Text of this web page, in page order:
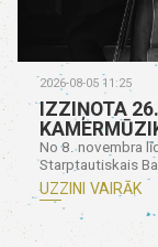
2026-08-05 11:25
IZZIŅOTA
No 8. novembra
Starptautiskais
UZZINI VAIRĀK